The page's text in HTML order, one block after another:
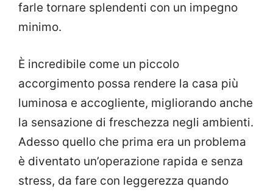
farle tornare splendenti con un impegno
minimo.
È incredibile come un piccolo
accorgimento possa rendere la casa più
luminosa e accogliente, migliorando anche
la sensazione di freschezza negli ambienti.
Adesso quello che prima era un problema
è diventato un’operazione rapida e senza
stress, da fare con leggerezza quando